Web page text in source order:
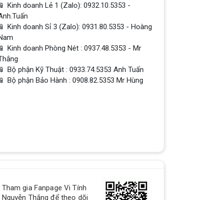
📱 Kinh doanh Lẻ 1 (Zalo): 0932.10.5353 -
📱 Kinh doanh Sỉ 3 (Zalo): 0931.80.5353 - Hoàng
📱 Kinh doanh Phòng Nét : 0937.48.5353 - Mr
📱 Bộ phận Kỹ Thuật : 0933.74.5353 Anh Tuấn
📱 Bộ phận Bảo Hành : 0908.82.5353 Mr Hùng
Tham gia Fanpage Vi Tính
Nguyễn Thắng để theo dõi
QUÀ TẶNG TƯNG BỪNG -
CHÀO MỪNG NĂM MỚI